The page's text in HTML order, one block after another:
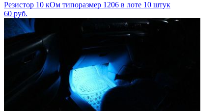
Резистор 10 кОм типоразмер 1206 в лоте 10 штук
60 руб.